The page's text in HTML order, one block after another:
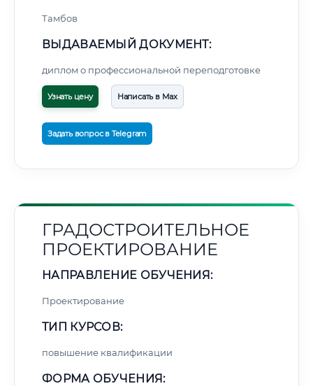
Тамбов
ВЫДАВАЕМЫЙ ДОКУМЕНТ:
диплом о профессиональной переподготовке
Узнать цену Написать в Max
Задать вопрос в Telegram
ГРАДОСТРОИТЕЛЬНОЕ
ПРОЕКТИРОВАНИЕ
НАПРАВЛЕНИЕ ОБУЧЕНИЯ:
Проектирование
ТИП КУРСОВ:
повышение квалификации
ФОРМА ОБУЧЕНИЯ: